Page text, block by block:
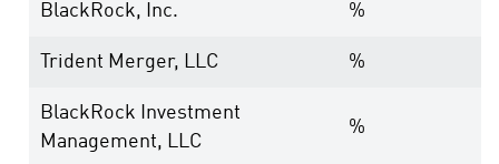
BlackRock, Inc. %
Trident Merger, LLC %
BlackRock Investment
Management, LLC
%